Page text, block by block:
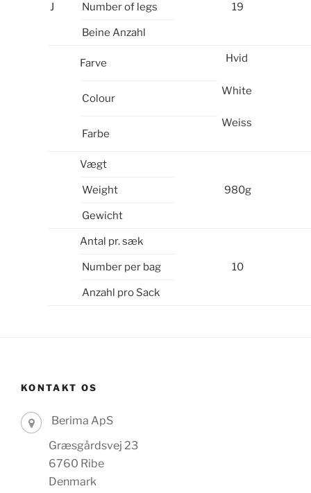
J 19
Number of legs
Beine Anzahl
Farve Hvid
White
Weiss
Colour
Farbe
Vægt
980g
Weight
Gewicht
Antal pr. sæk
10
Number per bag
Anzahl pro Sack
KONTAKT OS
Berima ApS
Græsgårdsvej 23
6760 Ribe
Denmark